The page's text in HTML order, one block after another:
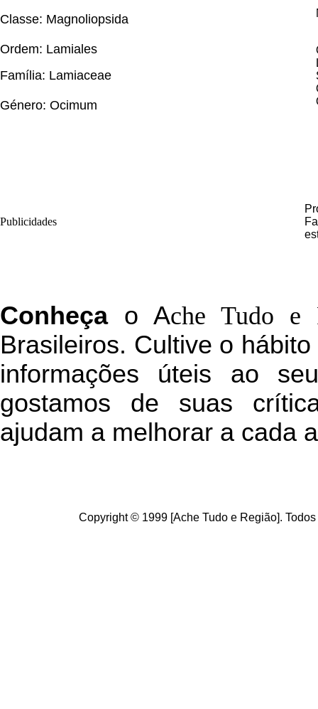
Classe: Magnoliopsida
Ordem: Lamiales
Família: Lamiaceae
Género: Ocimum
Publicidades
Conheçao Ache Tudo e
Brasileiros. Cultive o
informações úteis ao
gostamos de suas
ajudam a melhorar a cada
Copyright © 1999 [Ache Tudo e Região].